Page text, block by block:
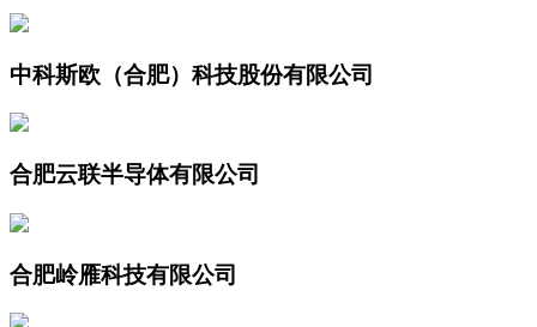
中科斯欧（合肥）科技股份有限公司
合肥云联半导体有限公司
合肥岭雁科技有限公司